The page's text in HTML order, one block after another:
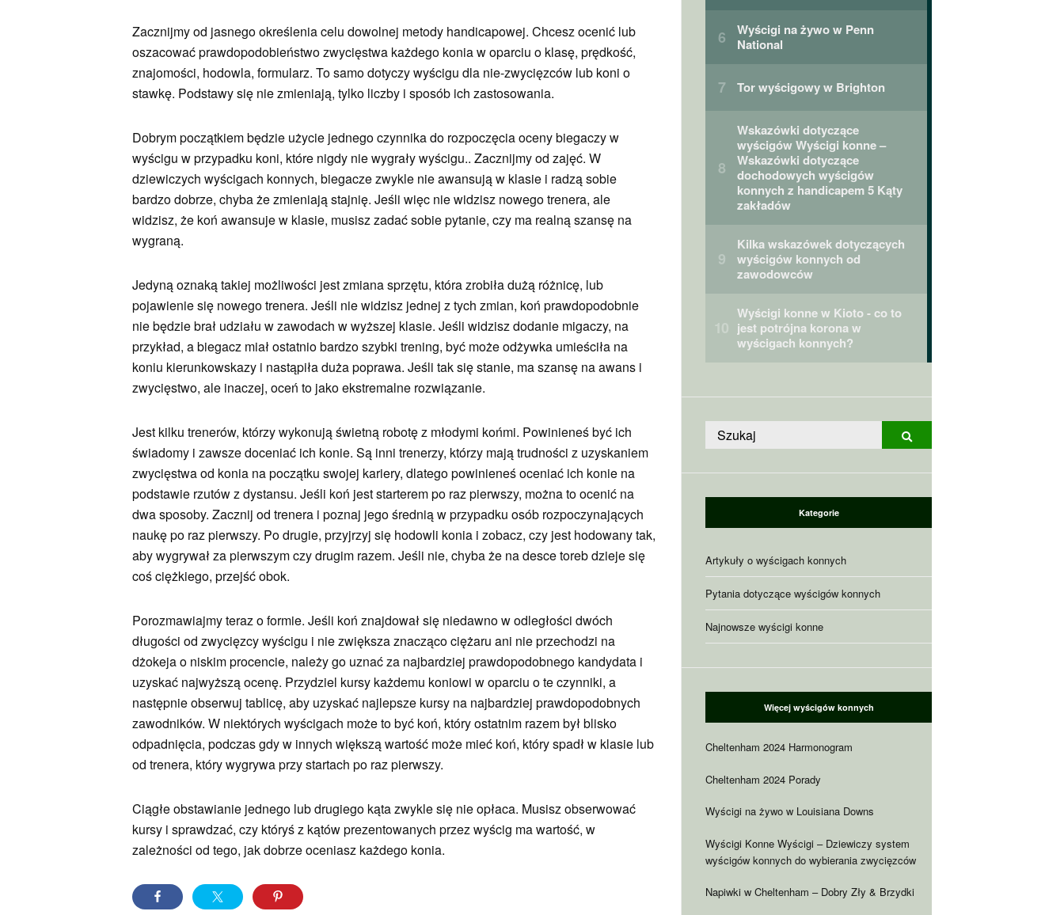
Zacznijmy od jasnego określenia celu dowolnej metody handicapowej. Chcesz ocenić lub
oszacować prawdopodobieństwo zwycięstwa każdego konia w oparciu o klasę, prędkość,
znajomości, hodowla, formularz. To samo dotyczy wyścigu dla nie-zwycięzców lub koni o
stawkę. Podstawy się nie zmieniają, tylko liczby i sposób ich zastosowania.
Dobrym początkiem będzie użycie jednego czynnika do rozpoczęcia oceny biegaczy w
wyścigu w przypadku koni, które nigdy nie wygrały wyścigu.. Zacznijmy od zajęć. W
dziewiczych wyścigach konnych, biegacze zwykle nie awansują w klasie i radzą sobie
bardzo dobrze, chyba że zmieniają stajnię. Jeśli więc nie widzisz nowego trenera, ale
widzisz, że koń awansuje w klasie, musisz zadać sobie pytanie, czy ma realną szansę na
wygraną.
Jedyną oznaką takiej możliwości jest zmiana sprzętu, która zrobiła dużą różnicę, lub
pojawienie się nowego trenera. Jeśli nie widzisz jednej z tych zmian, koń prawdopodobnie
nie będzie brał udziału w zawodach w wyższej klasie. Jeśli widzisz dodanie migaczy, na
przykład, a biegacz miał ostatnio bardzo szybki trening, być może odżywka umieściła na
koniu kierunkowskazy i nastąpiła duża poprawa. Jeśli tak się stanie, ma szansę na awans i
zwycięstwo, ale inaczej, oceń to jako ekstremalne rozwiązanie.
Jest kilku trenerów, którzy wykonują świetną robotę z młodymi końmi. Powinieneś być ich
świadomy i zawsze doceniać ich konie. Są inni trenerzy, którzy mają trudności z uzyskaniem
zwycięstwa od konia na początku swojej kariery, dlatego powinieneś oceniać ich konie na
podstawie rzutów z dystansu. Jeśli koń jest starterem po raz pierwszy, można to ocenić na
dwa sposoby. Zacznij od trenera i poznaj jego średnią w przypadku osób rozpoczynających
naukę po raz pierwszy. Po drugie, przyjrzyj się hodowli konia i zobacz, czy jest hodowany tak,
aby wygrywał za pierwszym czy drugim razem. Jeśli nie, chyba że na desce toreb dzieje się
coś ciężkiego, przejść obok.
Porozmawiajmy teraz o formie. Jeśli koń znajdował się niedawno w odległości dwóch
długości od zwycięzcy wyścigu i nie zwiększa znacząco ciężaru ani nie przechodzi na
dżokeja o niskim procencie, należy go uznać za najbardziej prawdopodobnego kandydata i
uzyskać najwyższą ocenę. Przydziel kursy każdemu koniowi w oparciu o te czynniki, a
następnie obserwuj tablicę, aby uzyskać najlepsze kursy na najbardziej prawdopodobnych
zawodników. W niektórych wyścigach może to być koń, który ostatnim razem był blisko
odpadnięcia, podczas gdy w innych większą wartość może mieć koń, który spadł w klasie lub
od trenera, który wygrywa przy startach po raz pierwszy.
Ciągłe obstawianie jednego lub drugiego kąta zwykle się nie opłaca. Musisz obserwować
kursy i sprawdzać, czy któryś z kątów prezentowanych przez wyścig ma wartość, w
zależności od tego, jak dobrze oceniasz każdego konia.
Wyścigi na żywo w Penn
National
Tor wyścigowy w Brighton
Wskazówki dotyczące
wyścigów Wyścigi konne –
Wskazówki dotyczące
dochodowych wyścigów
konnych z handicapem 5 Kąty
zakładów
Kilka wskazówek dotyczących
wyścigów konnych od
zawodowców
Wyścigi konne w Kioto - co to
jest potrójna korona w
wyścigach konnych?
Szukaj: Szukaj
Kategorie
Artykuły o wyścigach konnych
Pytania dotyczące wyścigów konnych
Najnowsze wyścigi konne
Więcej wyścigów konnych
Cheltenham 2024 Harmonogram
Cheltenham 2024 Porady
Wyścigi na żywo w Louisiana Downs
Wyścigi Konne Wyścigi – Dziewiczy system
wyścigów konnych do wybierania zwycięzców
Napiwki w Cheltenham – Dobry Zły & Brzydki